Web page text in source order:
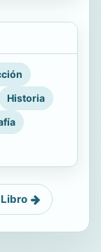
Historia